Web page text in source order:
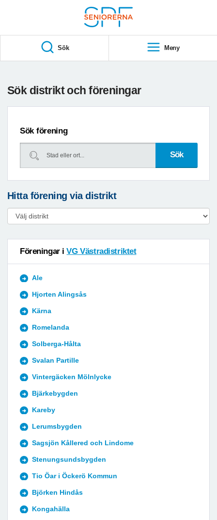
S
A
Sök Meny
Sök distrikt och föreningar
Sök förening
Hitta förening via distrikt
Föreningar iVG Västradistriktet
Ale
Hjorten Alingsås
Kärna
Romelanda
Solberga-Hålta
Svalan Partille
Vintergäcken Mölnlycke
Bjärkebygden
Kareby
Lerumsbygden
Sagsjön Kållered och Lindome
Stenungsundsbygden
Tio Öar i Öckerö Kommun
Björken Hindås
Kongahälla